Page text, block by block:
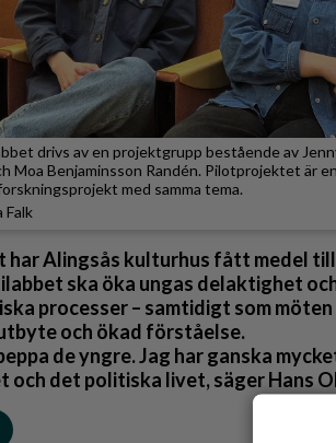
drivs av en projektgrupp bestående av
Moa Benjaminsson Randén. Pilotprojektet är
med samma tema.
Falk
har Alingsås kulturhus fått medel
ska öka ungas delaktighet
processer – samtidigt som
och ökad förståelse.
de yngre. Jag har ganska
och det politiska livet, säger Hans